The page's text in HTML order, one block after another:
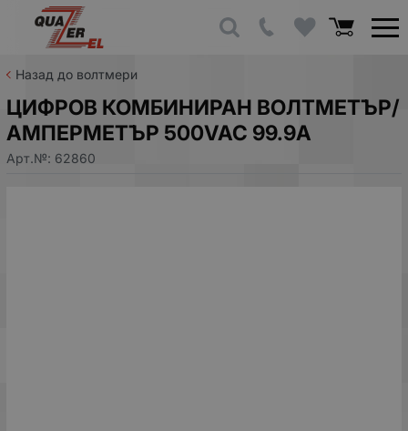
Назад до волтмери
ЦИФРОВ КОМБИНИРАН ВОЛТМЕТЪР/
АМПЕРМЕТЪР 500VAC 99.9A
Арт.№: 62860